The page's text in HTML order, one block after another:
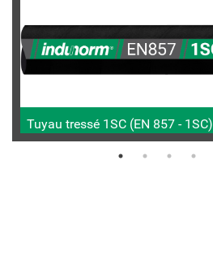
Tuyau tressé 1SC (EN 857 - 1SC)